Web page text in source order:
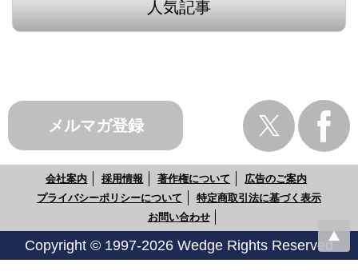
人気記事
メルマガ登録
会社案内 採用情報 著作権について
広告のご案内
プライバシーポリシーについて
特定商取引法に基づく表示
お問い合わせ
Copyright © 1997-2026 Wedge Rights Reserved